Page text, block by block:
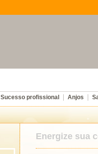
Energize sua
Sucesso profissional Anjos